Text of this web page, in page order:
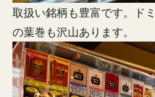
取扱い銘柄も豊富です。ド
の葉巻も沢山あります。